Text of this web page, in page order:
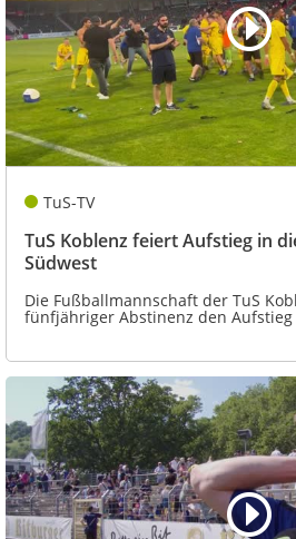
TuS-TV
TuS Koblenz feiert Aufstieg in
Südwest
Die Fußballmannschaft der TuS
fünfjähriger Abstinenz den Aufstieg